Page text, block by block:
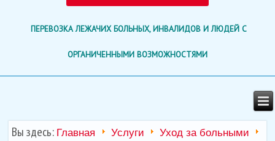
ПЕРЕВОЗКА ЛЕЖАЧИХ БОЛЬНЫХ, ИНВАЛИДОВ И ЛЮДЕЙ С
ОРГАНИЧЕННЫМИ ВОЗМОЖНОСТЯМИ
Вы здесь: Главная Услуги
Уход за больными